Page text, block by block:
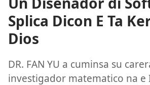
Splica Dicon E Ta
Dios
DR. FAN YU a cuminsa su
investigador matematico na